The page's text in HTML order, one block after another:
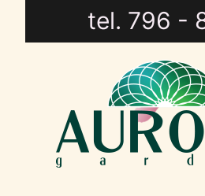
tel. 796 -